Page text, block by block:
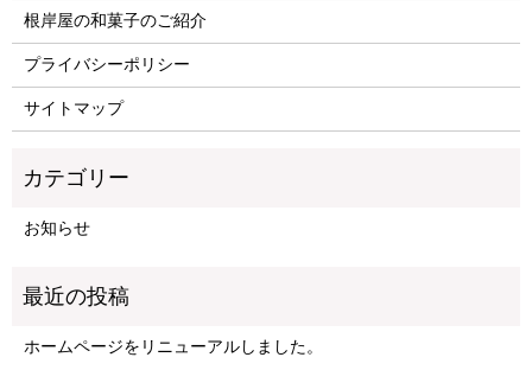
根岸屋の和菓子のご紹介
プライバシーポリシー
サイトマップ
お知らせ
ホームページをリニューアルしました。